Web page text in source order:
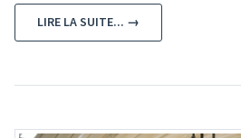
LIRE LA SUITE... →